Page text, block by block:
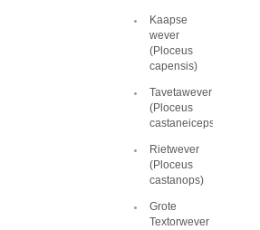
Kaapse
wever
(Ploceus
capensis)
Tavetawever
(Ploceus
castaneiceps)
Rietwever
(Ploceus
castanops)
Grote
Textorwever